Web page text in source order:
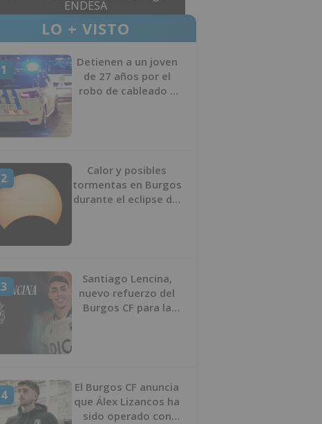
ENDESA
LO + VISTO
1
Detienen a un joven
de 27 años por el
robo de cableado y
2
Calor y posibles
tormentas en Burgos
durante el eclipse del
3
Santiago Lencina,
nuevo refuerzo del
Burgos CF para la
4
El Burgos CF anuncia
que Álex Lizancos ha
sido operado con